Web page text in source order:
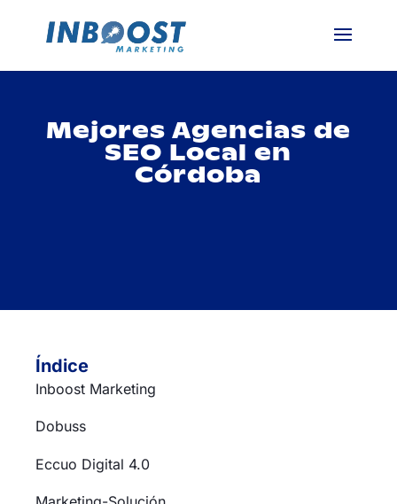
Mejores Agencias de
SEO Local en
Córdoba
Índice
Inboost Marketing
Dobuss
Eccuo Digital 4.0